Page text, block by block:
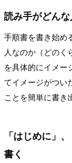
読み手がどん
手順書を書き始め
人なのか（どのく
を具体的にイメー
てイメージがつい
ことを簡単に書き
「はじめに」
書く